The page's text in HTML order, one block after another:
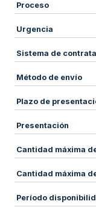
Proceso
Urgencia
Sistema de
Método de envío
Plazo de
Presentación
Cantidad máxima
Cantidad máxima
Período